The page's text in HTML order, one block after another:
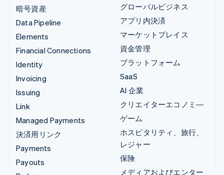
暗号資産
Data Pipeline
Elements
Financial Connections
Identity
Invoicing
Issuing
Link
Managed Payments
決済用リンク
Payments
Payouts
グローバルビジネス
アプリ内決済
マーケットプレイス
資金管理
プラットフォーム
SaaS
AI 企業
クリエイターエコノミ―
ゲーム
ホスピタリティ、旅行、
レジャー
保険
メディアおよびエンター